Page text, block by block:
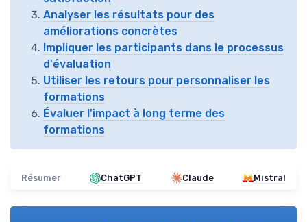
Analyser les résultats pour des
améliorations concrètes
Impliquer les participants dans le processus
d'évaluation
Utiliser les retours pour personnaliser les
formations
Évaluer l'impact à long terme des
formations
Résumer ChatGPT Claude Mistral